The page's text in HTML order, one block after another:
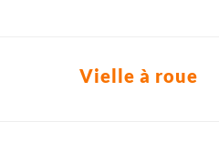
Vielle à roue